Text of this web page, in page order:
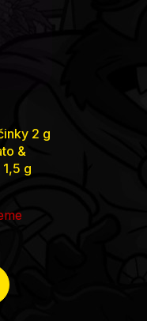
2 g
&
g